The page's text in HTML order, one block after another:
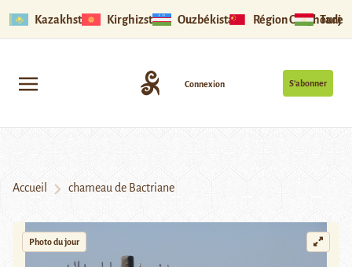
Kazakhstan Kirghizstan Ouzbékistan Région Ouïghoure
S’abonner
Connexion
Accueil chameau de Bactriane
Photo du jour